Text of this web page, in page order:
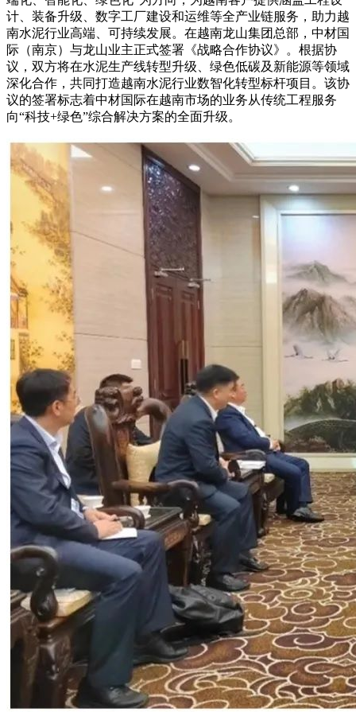
计、装备升级、数字工厂建设和运维等全产业链服务，助力越
南水泥行业高端、可持续发展。在越南龙山集团总部，中材国
际（南京）与龙山业主正式签署《战略合作协议》。根据协
议，双方将在水泥生产线转型升级、绿色低碳及新能源等领域
深化合作，共同打造越南水泥行业数智化转型标杆项目。该协
议的签署标志着中材国际在越南市场的业务从传统工程服务
向“科技+绿色”综合解决方案的全面升级。